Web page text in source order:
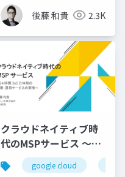
後藤 和貴 2.3K
クラウドネイティブ時
代のMSPサービス 〜24
時間 365 日体制の 監
視・運用サービスの実
google cloud